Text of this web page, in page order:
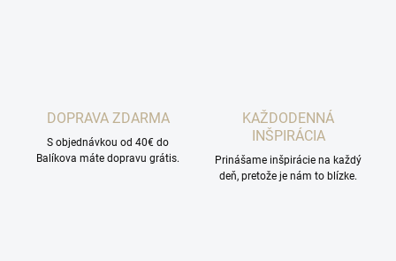
DOPRAVA ZDARMA
S objednávkou od 40€ do
Balíkova máte dopravu grátis.
KAŽDODENNÁ
INŠPIRÁCIA
Prinášame inšpirácie na každý
deň, pretože je nám to blízke.